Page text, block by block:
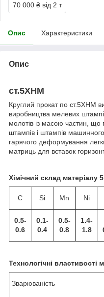
70 000 ₴ від 2 т
Опис Характеристики
Опис
ст.5ХНМ
Круглий прокат по ст.5ХНМ
виробництва мелевих
молотів із масою частин,
штампів і штампів
гарячого деформування
матриць для вставок
Хімічний склад матеріалу
C Si Mn Ni
0.5-
0.6
0.1-
0.4
0.5-
0.8
1.4-
1.8
Технологічні властивості
Зварюваність